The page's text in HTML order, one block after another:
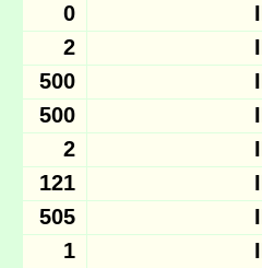
0
2
500
500
2
121
505
1